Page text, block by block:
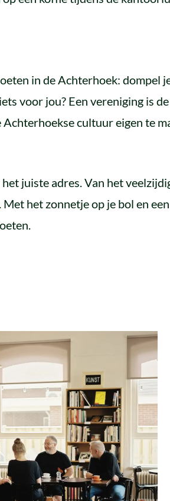
in de Achterhoek: dompel
voor jou? Een vereniging is
cultuur eigen te
juiste adres. Van het
. Met het zonnetje op je bol en